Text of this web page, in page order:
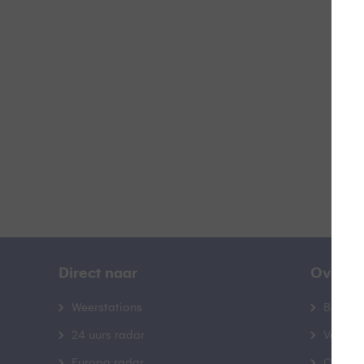
Direct naar
Weerstations
24 uurs radar
Over